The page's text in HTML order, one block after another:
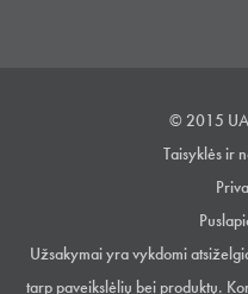
© 2015
Taisyklės ir
Užsakymai yra vykdomi
tarp paveikslėlių bei produktų.